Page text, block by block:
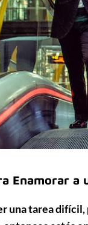
Enamorar a
una tarea